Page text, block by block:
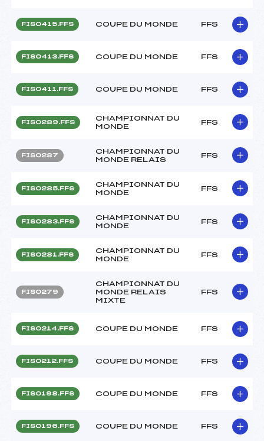
FIS0415.FFS COUPE DU MONDE FFS
FIS0413.FFS COUPE DU MONDE FFS
FIS0411.FFS COUPE DU MONDE FFS
FIS0289.FFS
CHAMPIONNAT DU
MONDE
FFS
FIS0287
CHAMPIONNAT DU
MONDE RELAIS
FFS
FIS0285.FFS
CHAMPIONNAT DU
MONDE
FFS
FIS0283.FFS
CHAMPIONNAT DU
MONDE
FFS
FIS0281.FFS
CHAMPIONNAT DU
MONDE
FFS
FIS0279
CHAMPIONNAT DU
MONDE RELAIS
MIXTE
FFS
FIS0214.FFS COUPE DU MONDE FFS
FIS0212.FFS COUPE DU MONDE FFS
FIS0198.FFS COUPE DU MONDE FFS
FIS0196.FFS COUPE DU MONDE FFS